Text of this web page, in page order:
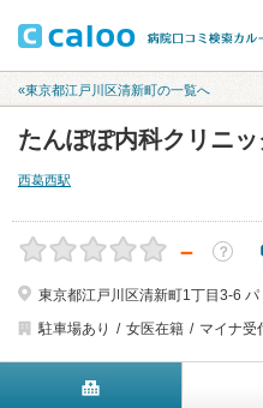
«東京都江戸川区清新町の一覧へ
たんぽぽ内科クリニ
西葛西駅
－ ？
東京都江戸川区清新町1丁目3-6 パ
駐車場あり
女医在籍 マイナ受